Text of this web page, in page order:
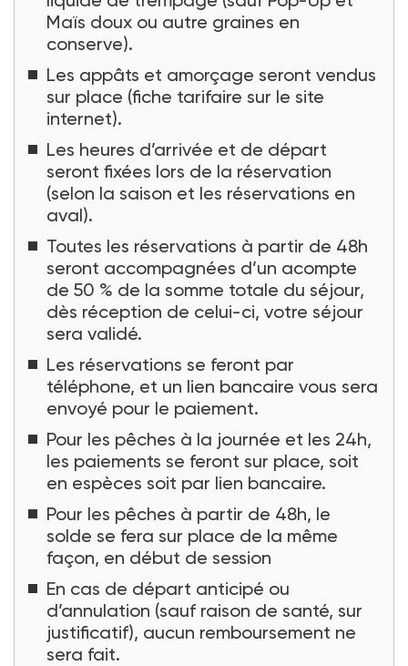
Maïs doux ou autre graines en
conserve).
Les appâts et amorçage seront vendus
sur place (fiche tarifaire sur le site
internet).
Les heures d’arrivée et de départ
seront fixées lors de la réservation
(selon la saison et les réservations en
aval).
Toutes les réservations à partir de 48h
seront accompagnées d’un acompte
de 50 % de la somme totale du séjour,
dès réception de celui-ci, votre séjour
sera validé.
Les réservations se feront par
téléphone, et un lien bancaire vous sera
envoyé pour le paiement.
Pour les pêches à la journée et les 24h,
les paiements se feront sur place, soit
en espèces soit par lien bancaire.
Pour les pêches à partir de 48h, le
solde se fera sur place de la même
façon, en début de session
En cas de départ anticipé ou
d’annulation (sauf raison de santé, sur
justificatif), aucun remboursement ne
sera fait.